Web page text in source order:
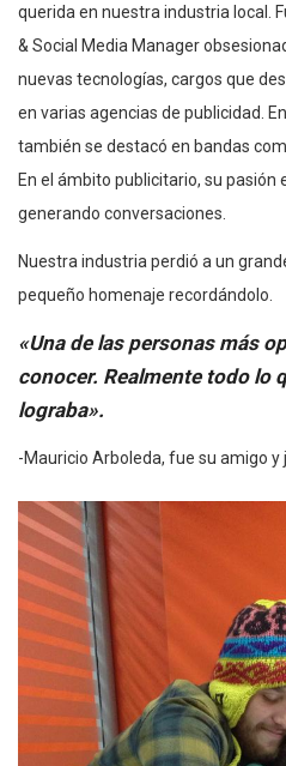
querida en nuestra industria local.
& Social Media Manager
nuevas tecnologías, cargos que
en varias agencias de publicidad.
también se destacó en bandas
En el ámbito publicitario, su pasión
generando conversaciones.
Nuestra industria perdió a un
pequeño homenaje recordándolo.
«Una de las personas más
conocer. Realmente todo lo
lograba».
-Mauricio Arboleda, fue su amigo